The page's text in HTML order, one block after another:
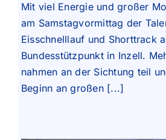
Mit viel Energie und großer
am Samstagvormittag der
Eisschnelllauf und Shorttrack
Bundesstützpunkt in Inzell.
nahmen an der Sichtung teil
Beginn an großen [...]